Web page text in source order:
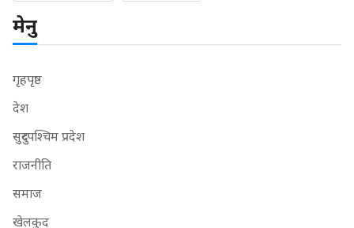
मेनु
गृहपृष्ठ
देश
सुदुरपश्चिम प्रदेश
राजनीति
समाज
खेलकुद